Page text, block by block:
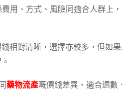
費用、方式、風險同適合人群上
錢相對清晰，選擇亦較多，但如
藥物流產嘅價錢差異、適合週數